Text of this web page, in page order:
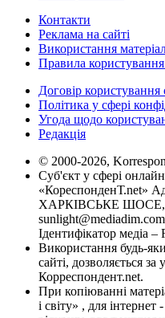
Контакти
Реклама на сайті
Використання
Правила
Договір користування
Політика у сфері
Угода щодо
Редакція
© 2000-2026,
Суб'єкт у сфері
«КореспонденТ.net»
ХАРКІВСЬКЕ ШОСЕ,
Ідентифікатор медіа –
Використання будь-
сайті, дозволяється
Корреспондент.net.
При копіюванні
і світу» , для